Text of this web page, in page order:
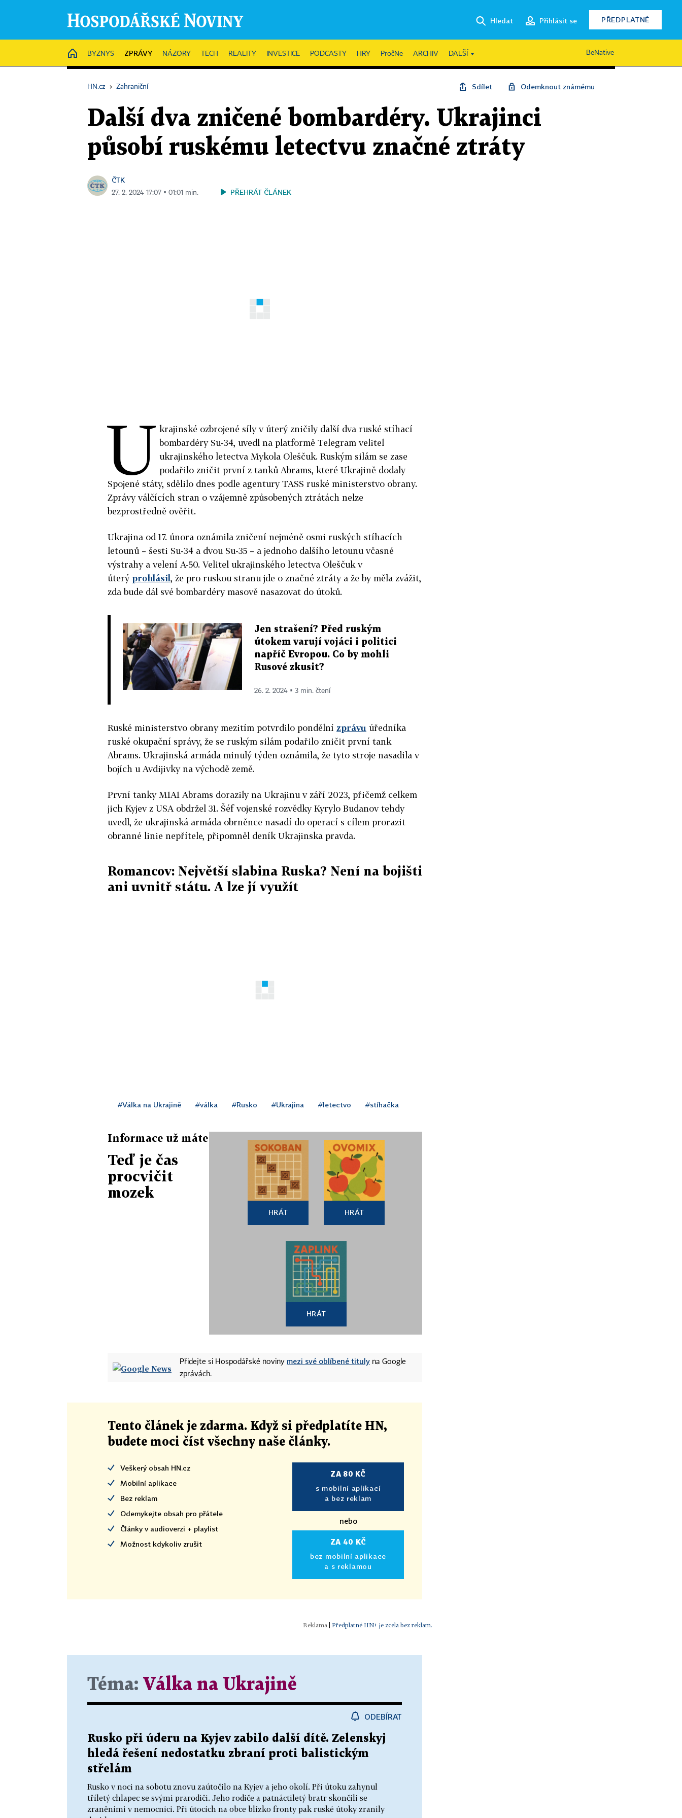
Hledat Přihlásit se PŘEDPLATNÉ
HOME
BYZNYS ZPRÁVY NÁZORY TECH REALITY INVESTICE PODCASTY HRY PročNe ARCHIV DALŠÍ BeNative
HN.cz › Zahraniční Sdílet Odemknout známému
Další dva zničené bombardéry. Ukrajinci
působí ruskému letectvu značné ztráty
ČTK
27. 2. 2024 17:07 ▪ 01:01 min. PŘEHRÁT ČLÁNEK
U krajinské ozbrojené síly v úterý zničily další dva ruské stíhací
bombardéry Su-34, uvedl na platformě Telegram velitel
ukrajinského letectva Mykola Oleščuk. Ruským silám se zase
podařilo zničit první z tanků Abrams, které Ukrajině dodaly
Spojené státy, sdělilo dnes podle agentury TASS ruské ministerstvo obrany.
Zprávy válčících stran o vzájemně způsobených ztrátách nelze
bezprostředně ověřit.
Ukrajina od 17. února oznámila zničení nejméně osmi ruských stíhacích
letounů – šesti Su-34 a dvou Su-35 – a jednoho dalšího letounu včasné
výstrahy a velení A-50. Velitel ukrajinského letectva Oleščuk v
úterý prohlásil, že pro ruskou stranu jde o značné ztráty a že by měla zvážit,
zda bude dál své bombardéry masově nasazovat do útoků.
Jen strašení? Před ruským
útokem varují vojáci i politici
napříč Evropou. Co by mohli
Rusové zkusit?
26. 2. 2024 ▪ 3 min. čtení
Ruské ministerstvo obrany mezitím potvrdilo pondělní zprávu úředníka
ruské okupační správy, že se ruským silám podařilo zničit první tank
Abrams. Ukrajinská armáda minulý týden oznámila, že tyto stroje nasadila v
bojích u Avdijivky na východě země.
První tanky M1A1 Abrams dorazily na Ukrajinu v září 2023, přičemž celkem
jich Kyjev z USA obdržel 31. Šéf vojenské rozvědky Kyrylo Budanov tehdy
uvedl, že ukrajinská armáda obrněnce nasadí do operací s cílem prorazit
obranné linie nepřítele, připomněl deník Ukrajinska pravda.
Romancov: Největší slabina Ruska? Není na bojišti
ani uvnitř státu. A lze jí využít
#Válka na Ukrajině #válka #Rusko #Ukrajina #letectvo #stíhačka
Informace už máte
Teď je čas
procvičit
mozek
HRÁT HRÁT
HRÁT
Přidejte si Hospodářské noviny mezi své oblíbené tituly na Google
zprávách.
Tento článek je zdarma. Když si předplatíte HN,
budete moci číst všechny naše články.
Veškerý obsah HN.cz
Mobilní aplikace
Bez reklam
Odemykejte obsah pro přátele
Články v audioverzi + playlist
Možnost kdykoliv zrušit
ZA 80 KČ
s mobilní aplikací
a bez reklam
nebo
ZA 40 KČ
bez mobilní aplikace
a s reklamou
Předplatné HN+ je zcela bez reklam.
Téma: Válka na Ukrajině
ODEBÍRAT
Rusko při úderu na Kyjev zabilo další dítě. Zelenskyj
hledá řešení nedostatku zbraní proti balistickým
střelám
Rusko v noci na sobotu znovu zaútočilo na Kyjev a jeho okolí. Při útoku zahynul
tříletý chlapec se svými prarodiči. Jeho rodiče a patnáctiletý bratr skončili se
zraněními v nemocnici. Při útocích na obce blízko fronty pak ruské útoky zranily